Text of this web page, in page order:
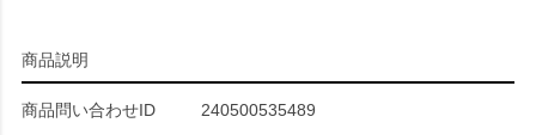
商品説明
商品問い合わせID 240500535489